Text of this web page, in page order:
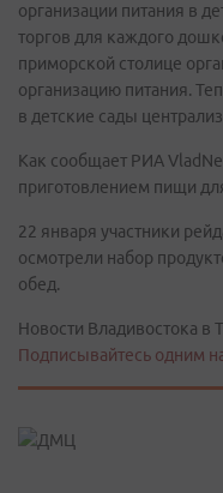
организации питания в
торгов для каждого
приморской столице
организацию питания.
в детские сады
Как сообщает РИА
приготовлением пищи
22 января участники
осмотрели набор
обед.
Новости Владивостока в
Подписывайтесь одним